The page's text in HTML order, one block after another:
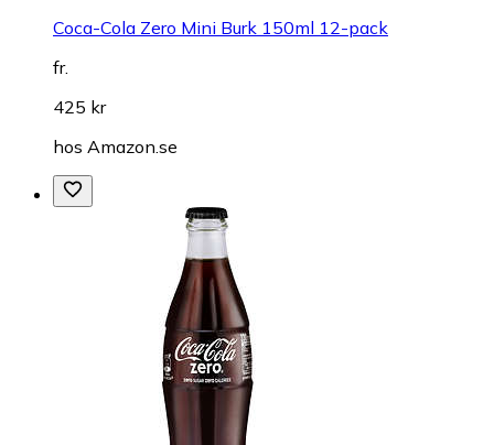
Coca-Cola Zero Mini Burk 150ml 12-pack
fr.
425 kr
hos Amazon.se